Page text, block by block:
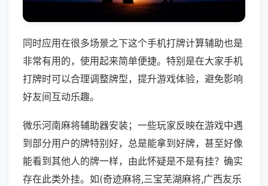
同时应用在很多场景之下这个手机打牌计算辅助也是
非常有用的，使用起来简单便捷。特别是在大家手机
打牌时可以合理调整牌型，提升游戏体验，避免影响
好友间互动乐趣。
微乐河南麻将辅助器安装；一些玩家反映在游戏中遇
到部分用户的牌特别好，总是能拿到好牌，甚至好像
能看到其他人的牌一样，由此怀疑是不是有挂？确实
存在此类外挂。如(奇迹麻将,三宝芜湖麻将,广西友乐